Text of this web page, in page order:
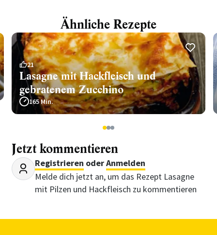
Ähnliche Rezepte
21
Lasagne mit Hackfleisch und
gebratenem Zucchino
165 Min.
123
Jetzt kommentieren
Registrieren oderAnmelden
Melde dich jetzt an, um das Rezept Lasagne
mit Pilzen und Hackfleisch zu kommentieren